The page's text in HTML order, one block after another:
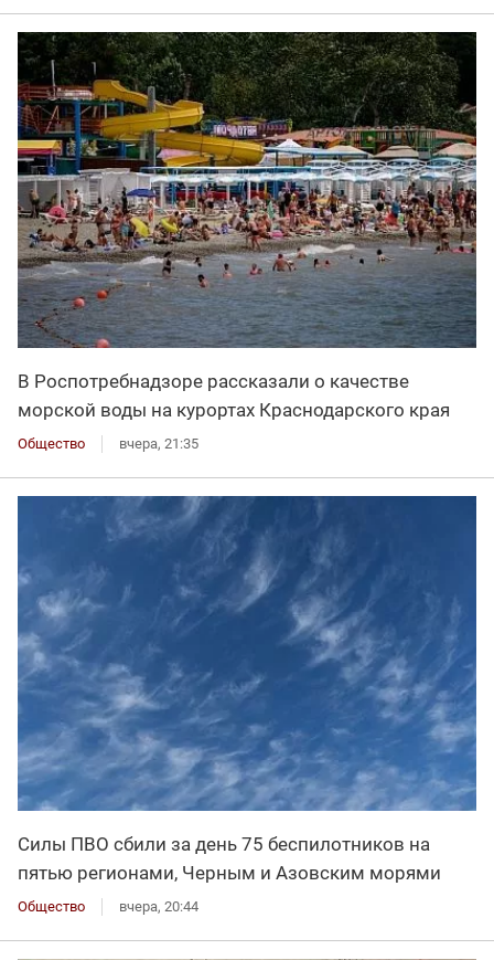
В Роспотребнадзоре рассказали о качестве
морской воды на курортах Краснодарского края
Общество вчера, 21:35
Силы ПВО сбили за день 75 беспилотников на
пятью регионами, Черным и Азовским морями
Общество вчера, 20:44